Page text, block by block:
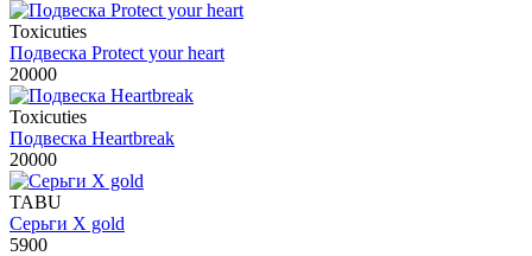
Toxicuties
Подвеска Protect your heart
20000
Toxicuties
Подвеска Heartbreak
20000
TABU
Серьги X gold
5900